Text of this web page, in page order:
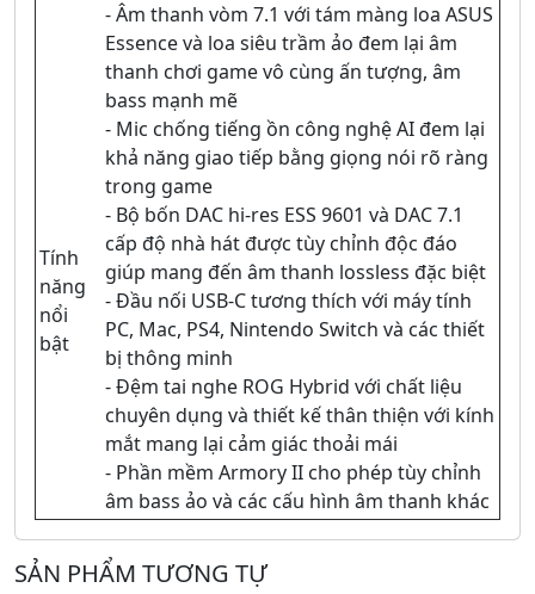
Tính
năng
nổi
bật
- Âm thanh vòm 7.1 với tám màng loa ASUS
Essence và loa siêu trầm ảo đem lại âm
thanh chơi game vô cùng ấn tượng, âm
bass mạnh mẽ
- Mic chống tiếng ồn công nghệ AI đem lại
khả năng giao tiếp bằng giọng nói rõ ràng
trong game
- Bộ bốn DAC hi-res ESS 9601 và DAC 7.1
cấp độ nhà hát được tùy chỉnh độc đáo
giúp mang đến âm thanh lossless đặc biệt
- Đầu nối USB-C tương thích với máy tính
PC, Mac, PS4, Nintendo Switch và các thiết
bị thông minh
- Đệm tai nghe ROG Hybrid với chất liệu
chuyên dụng và thiết kế thân thiện với kính
mắt mang lại cảm giác thoải mái
- Phần mềm Armory II cho phép tùy chỉnh
âm bass ảo và các cấu hình âm thanh khác
SẢN PHẨM TƯƠNG TỰ